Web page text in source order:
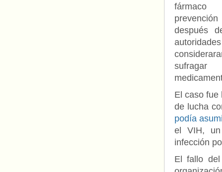
después
El caso fue
de lucha
podía
el VIH, un
infección
El fallo